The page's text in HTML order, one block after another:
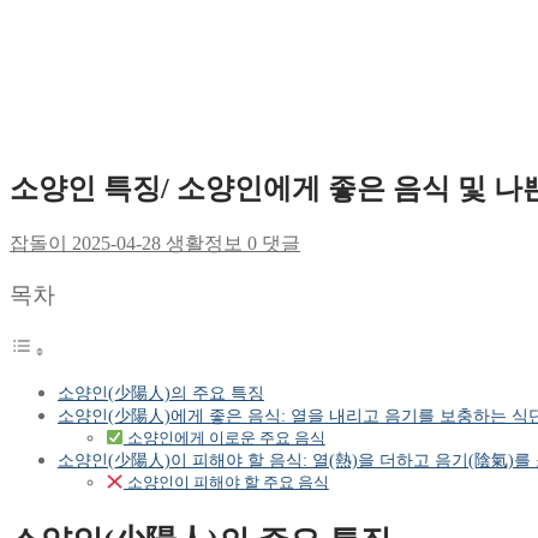
소양인 특징/ 소양인에게 좋은 음식 및 나
잡돌이 2025-04-28 생활정보 0 댓글
목차
소양인(少陽人)의 주요 특징
소양인(少陽人)에게 좋은 음식: 열을 내리고 음기를 보충하는 식
소양인에게 이로운 주요 음식
소양인(少陽人)이 피해야 할 음식: 열(熱)을 더하고 음기(陰氣)를
소양인이 피해야 할 주요 음식